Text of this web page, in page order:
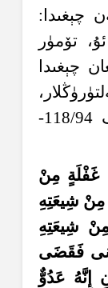
چېغىدا:
تۆمۈر
چېغىدا
ئۈستىگە تۆكەي» دېدى.»- كەھف 118/94-
غفلَةٍ من
ا من شيعتِهِ
ن شيعتِهِ
ى فقَضَى
إِنَّهُ عدو